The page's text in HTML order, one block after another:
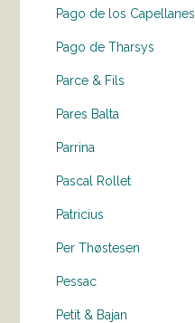
Pago de los Capellanes
Pago de Tharsys
Parce & Fils
Pares Balta
Parrina
Pascal Rollet
Patricius
Per Thøstesen
Pessac
Petit & Bajan